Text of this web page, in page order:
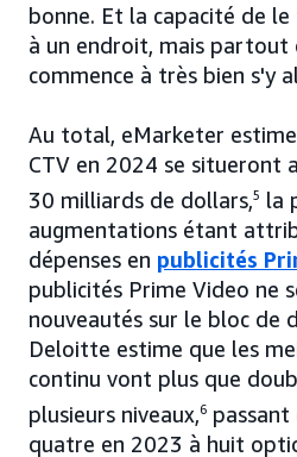
bonne. Et la capacité de
à un endroit, mais partout
commence à très bien s'y
Au total, eMarketer
CTV en 2024 se situeront
30 milliards de dollars,5 la
augmentations étant
dépenses en publicités
publicités Prime Video ne
nouveautés sur le bloc de
Deloitte estime que les
continu vont plus que
plusieurs niveaux,6 passant
quatre en 2023 à huit